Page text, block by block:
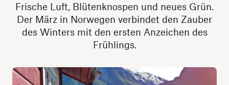
Frische Luft, Blütenknospen und neues Grün.
Der März in Norwegen verbindet den Zauber
des Winters mit den ersten Anzeichen des
Frühlings.